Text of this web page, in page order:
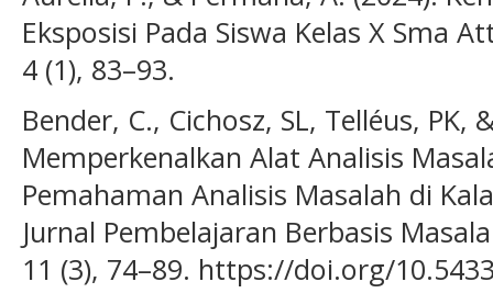
Eksposisi Pada Siswa Kelas X Sma
4 (1), 83–93.
Bender, C., Cichosz, SL, Telléus, PK,
Memperkenalkan Alat Analisis
Pemahaman Analisis Masalah di
Jurnal Pembelajaran Berbasis
11 (3), 74–89. https://doi.org/